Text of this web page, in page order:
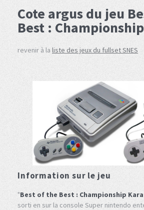
Cote argus du jeu
Best :
revenir à la liste des jeux du fullset SNES
Information sur le jeu
"Best of the Best : Championship
sorti en sur la console Super nintendo